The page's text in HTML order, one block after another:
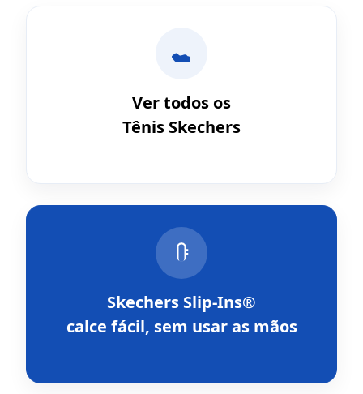
Ver todos os
Tênis Skechers
Skechers Slip-Ins®
calce fácil, sem usar as mãos